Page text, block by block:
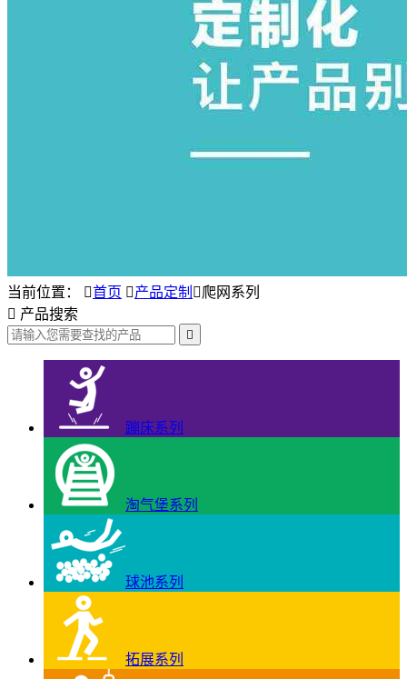
当前位置： 首页 产品定制 爬网系列
 产品搜索

蹦床系列
淘气堡系列
球池系列
拓展系列